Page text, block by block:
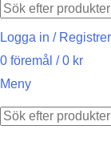
Logga in /
0 föremål / 0 kr
Meny